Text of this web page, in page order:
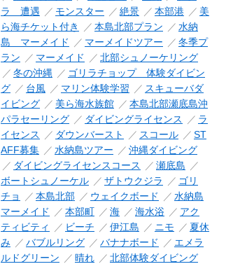
ラ 遭遇
モンスター 絶景 本部港
美
ら海チケット付き
本島北部プラン
水納
島 マーメイド
マーメイドツアー
冬季プ
ラン
マーメイド
北部シュノーケリング
冬の沖縄
ゴリラチョップ 体験ダイビン
グ
台風 マリン体験学習
スキューバダ
イビング
美ら海水族館
本島北部瀬底島沖
パラセーリング
ダイビングライセンス
ラ
イセンス
ダウンバースト スコール
ST
AFF募集
水納島ツアー
沖縄ダイビング
ダイビングライセンスコース
瀬底島
ボートシュノーケル
ザトウクジラ
ゴリ
チョ
本島北部 ウェイクボード
水納島
マーメイド
本部町 海 海水浴
アク
ティビティ
ビーチ 伊江島 ニモ
夏休
み
バブルリング バナナボード
エメラ
ルドグリーン
晴れ
北部体験ダイビング